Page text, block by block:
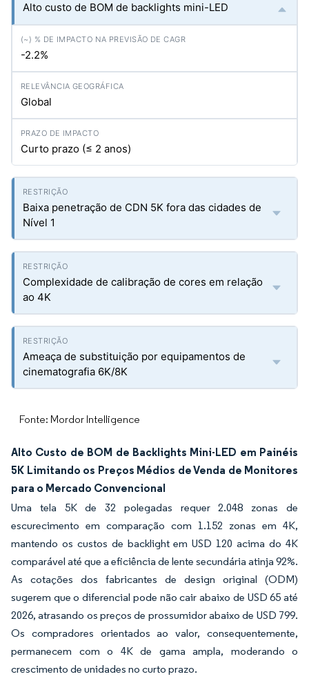
Alto custo de BOM de backlights mini-LED
-2.2%
Global
Curto prazo (≤ 2 anos)
Baixa penetração de CDN 5K fora das cidades de
Nível 1
Complexidade de calibração de cores em relação
ao 4K
Ameaça de substituição por equipamentos de
cinematografia 6K/8K
Fonte: Mordor Intelligence
Alto Custo de BOM de Backlights Mini-LED em Painéis
5K Limitando os Preços Médios de Venda de Monitores
para o Mercado Convencional
Uma tela 5K de 32 polegadas requer 2.048 zonas de
escurecimento em comparação com 1.152 zonas em 4K,
mantendo os custos de backlight em USD 120 acima do 4K
comparável até que a eficiência de lente secundária atinja 92%.
As cotações dos fabricantes de design original (ODM)
sugerem que o diferencial pode não cair abaixo de USD 65 até
2026, atrasando os preços de prossumidor abaixo de USD 799.
Os compradores orientados ao valor, consequentemente,
permanecem com o 4K de gama ampla, moderando o
crescimento de unidades no curto prazo.